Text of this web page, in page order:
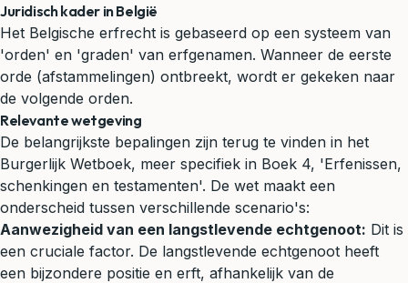
Juridisch kader in België
Het Belgische erfrecht is gebaseerd op een systeem van
'orden' en 'graden' van erfgenamen. Wanneer de eerste
orde (afstammelingen) ontbreekt, wordt er gekeken naar
de volgende orden.
Relevante wetgeving
De belangrijkste bepalingen zijn terug te vinden in het
Burgerlijk Wetboek, meer specifiek in Boek 4, 'Erfenissen,
schenkingen en testamenten'. De wet maakt een
onderscheid tussen verschillende scenario's:
Aanwezigheid van een langstlevende echtgenoot: Dit is
een cruciale factor. De langstlevende echtgenoot heeft
een bijzondere positie en erft, afhankelijk van de